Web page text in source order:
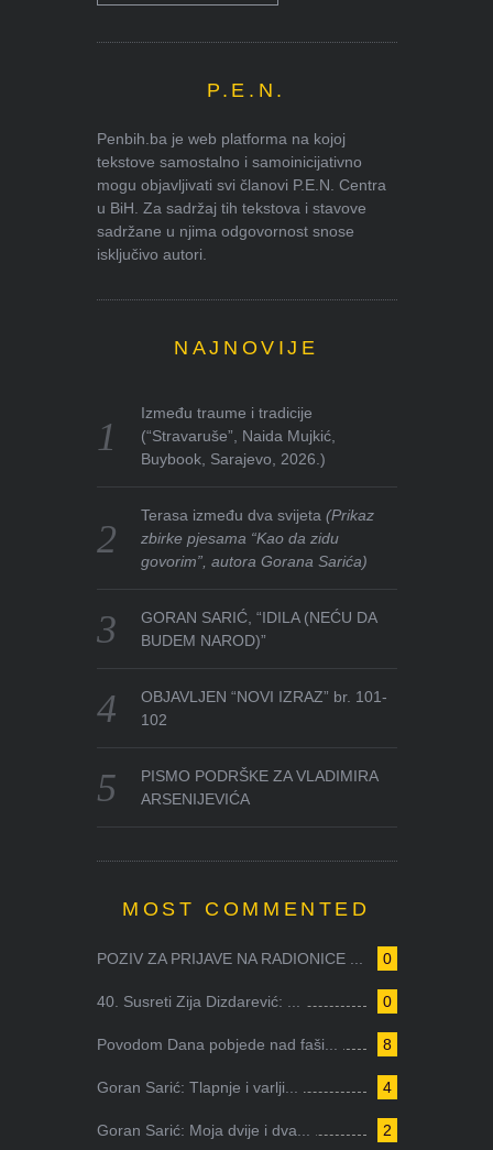
P.E.N.
Penbih.ba je web platforma na kojoj
tekstove samostalno i samoinicijativno
mogu objavljivati svi članovi P.E.N. Centra
u BiH. Za sadržaj tih tekstova i stavove
sadržane u njima odgovornost snose
isključivo autori.
NAJNOVIJE
Između traume i tradicije
(“Stravaruše”, Naida Mujkić,
Buybook, Sarajevo, 2026.)
Terasa između dva svijeta(Prikaz
zbirke pjesama “Kao da zidu
govorim”, autora Gorana Sarića)
GORAN SARIĆ, “IDILA (NEĆU DA
BUDEM NAROD)”
OBJAVLJEN “NOVI IZRAZ” br. 101-
102
PISMO PODRŠKE ZA VLADIMIRA
ARSENIJEVIĆA
MOST COMMENTED
0
POZIV ZA PRIJAVE NA RADIONICE ...
0
40. Susreti Zija Dizdarević: ...
8
Povodom Dana pobjede nad faši...
4
Goran Sarić: Tlapnje i varlji...
2
Goran Sarić: Moja dvije i dva...